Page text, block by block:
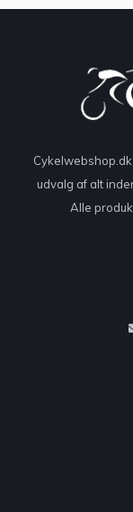
udvalg af alt
Alle